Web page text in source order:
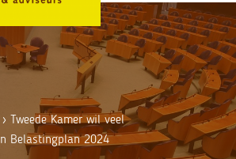
›Tweede Kamer wil veel
Belastingplan 2024